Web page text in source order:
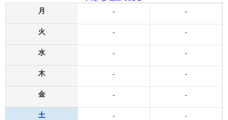
月
火
水
木
金
土
-
-
-
-
-
-
-
-
-
-
-
-